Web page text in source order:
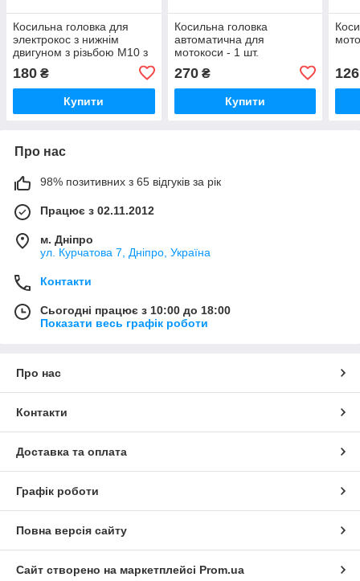
Косильна головка для
электрокос з нижнім
двигуном з різьбою М10 з
180 ₴
Купити
Косильна головка
автоматична для
мотокоси - 1 шт.
270₴
Купити
126
Про нас
98% позитивних з 65 відгуків за рік
Працює з 02.11.2012
м. Дніпро
ул. Курчатова 7, Дніпро, Україна
Контакти
Сьогодні працює з 10:00 до 18:00
Показати весь графік роботи
Про нас
Контакти
Доставка та оплата
Графік роботи
Повна версія сайту
Сайт створено на маркетплейсі Prom.ua